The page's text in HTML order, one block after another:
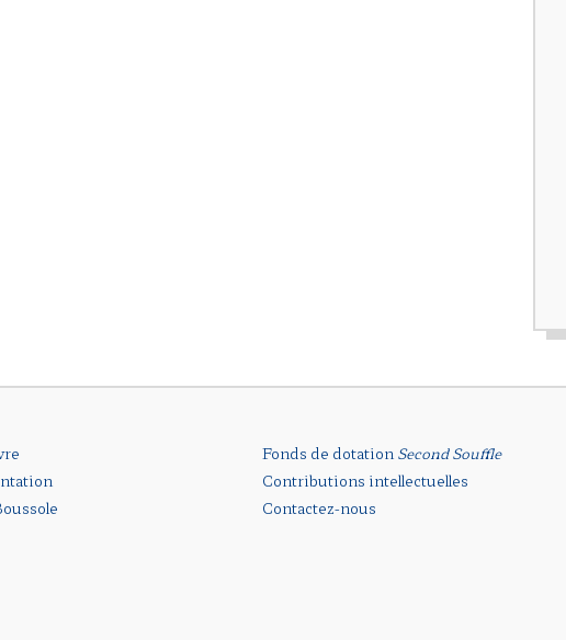
Fonds de dotation Second Souffle
Contributions intellectuelles
Contactez-nous